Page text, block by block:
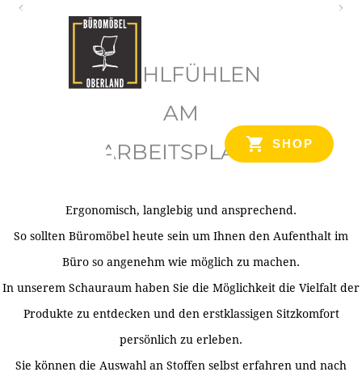
SHOP
WOHLFÜHLEN
AM
ARBEITSPLATZ
Ergonomisch, langlebig und ansprechend.
So sollten Büromöbel heute sein um Ihnen den Aufenthalt im
Büro so angenehm wie möglich zu machen.
In unserem Schauraum haben Sie die Möglichkeit die Vielfalt der
Produkte zu entdecken und den erstklassigen Sitzkomfort
persönlich zu erleben.
Sie können die Auswahl an Stoffen selbst erfahren und nach